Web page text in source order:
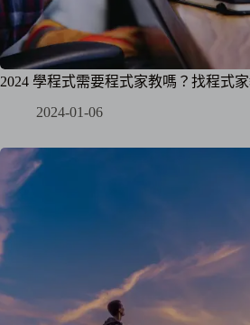
2024 學程式需要程式家教嗎？找程式
2024-01-06